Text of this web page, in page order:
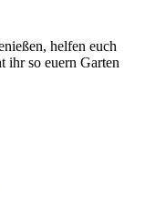
helfen euch
ihr so euern Garten